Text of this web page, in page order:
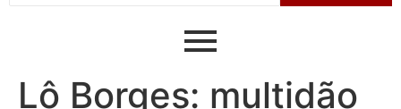
Lô Borges: multidão